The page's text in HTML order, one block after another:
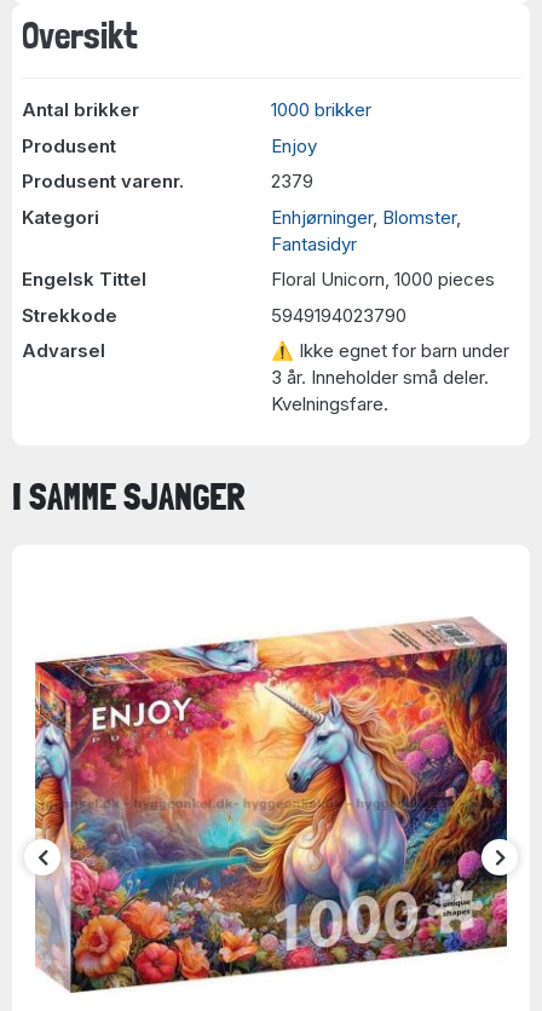
Oversikt
Antal brikker
1000 brikker
Produsent
Enjoy
Produsent varenr.
2379
Kategori
Enhjørninger, Blomster,
Fantasidyr
Engelsk Tittel
Floral Unicorn, 1000 pieces
Strekkode
5949194023790
Advarsel
⚠ Ikke egnet for barn under
3 år. Inneholder små deler.
Kvelningsfare.
I SAMME SJANGER